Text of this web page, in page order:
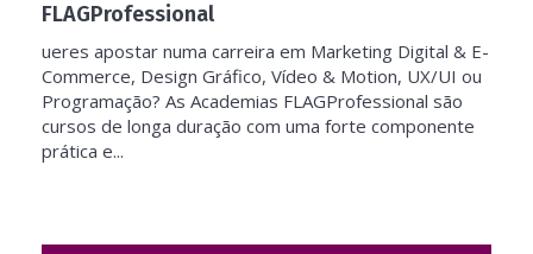
FLAGProfessional
ueres apostar numa carreira em Marketing Digital & E-
Commerce, Design Gráfico, Vídeo & Motion, UX/UI ou
Programação? As Academias FLAGProfessional são
cursos de longa duração com uma forte componente
prática e...